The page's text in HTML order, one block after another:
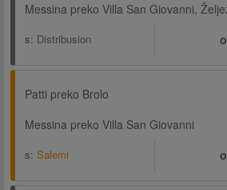
Messina preko Villa San Giovanni,
s: Distribusion
Patti preko Brolo
Messina preko Villa San Giovanni
s: Salemi